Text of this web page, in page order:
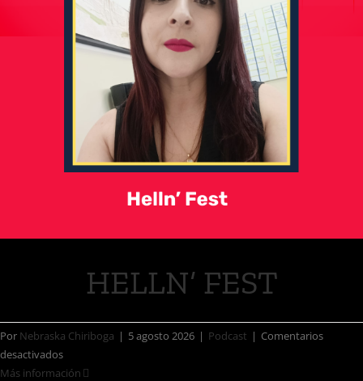
HELLN’ FEST
Por Nebraska Chiriboga | 5 agosto 2026 | Podcast | Comentarios
desactivados
Más información